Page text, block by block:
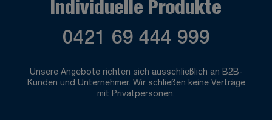
Individuelle Produkte
0421 69 444 999
Unsere Angebote richten sich ausschließlich an B2B-
Kunden und Unternehmer. Wir schließen keine Verträge
mit Privatpersonen.